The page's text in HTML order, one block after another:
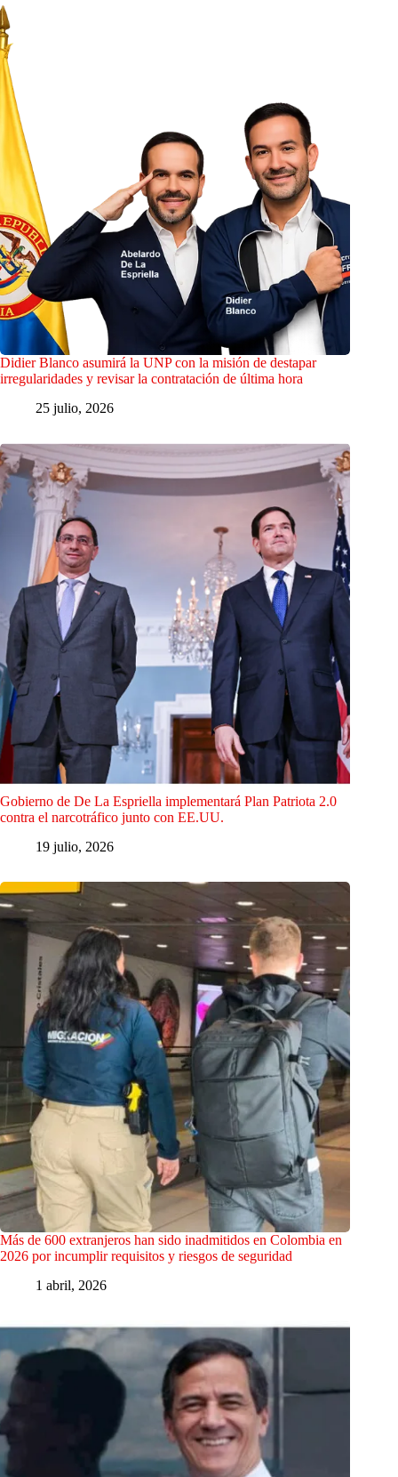
Didier Blanco asumirá la UNP con la misión de destapar
irregularidades y revisar la contratación de última hora
25 julio, 2026
Gobierno de De La Espriella implementará Plan Patriota 2.0
contra el narcotráfico junto con EE.UU.
19 julio, 2026
Más de 600 extranjeros han sido inadmitidos en Colombia en
2026 por incumplir requisitos y riesgos de seguridad
1 abril, 2026